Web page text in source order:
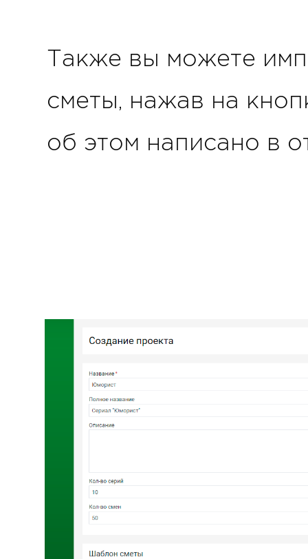
Также вы можете
сметы, нажав на
об этом написано в